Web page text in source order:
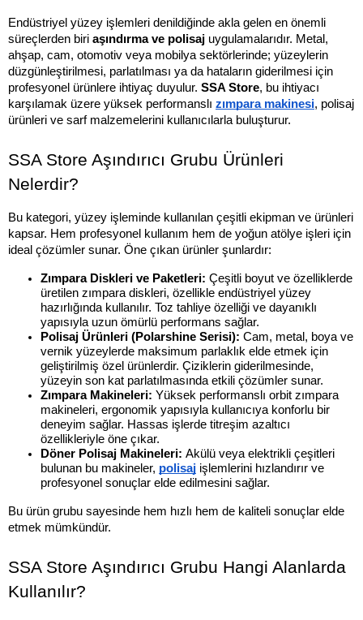
Endüstriyel yüzey işlemleri denildiğinde akla gelen en önemli
süreçlerden biri aşındırma ve polisaj uygulamalarıdır. Metal,
ahşap, cam, otomotiv veya mobilya sektörlerinde; yüzeylerin
düzgünleştirilmesi, parlatılması ya da hataların giderilmesi için
profesyonel ürünlere ihtiyaç duyulur. SSA Store, bu ihtiyacı
karşılamak üzere yüksek performanslı zımpara makinesi, polisaj
ürünleri ve sarf malzemelerini kullanıcılarla buluşturur.
SSA Store Aşındırıcı Grubu Ürünleri
Nelerdir?
Bu kategori, yüzey işleminde kullanılan çeşitli ekipman ve ürünleri
kapsar. Hem profesyonel kullanım hem de yoğun atölye işleri için
ideal çözümler sunar. Öne çıkan ürünler şunlardır:
Zımpara Diskleri ve Paketleri: Çeşitli boyut ve özelliklerde
üretilen zımpara diskleri, özellikle endüstriyel yüzey
hazırlığında kullanılır. Toz tahliye özelliği ve dayanıklı
yapısıyla uzun ömürlü performans sağlar.
Polisaj Ürünleri (Polarshine Serisi): Cam, metal, boya ve
vernik yüzeylerde maksimum parlaklık elde etmek için
geliştirilmiş özel ürünlerdir. Çiziklerin giderilmesinde,
yüzeyin son kat parlatılmasında etkili çözümler sunar.
Zımpara Makineleri: Yüksek performanslı orbit zımpara
makineleri, ergonomik yapısıyla kullanıcıya konforlu bir
deneyim sağlar. Hassas işlerde titreşim azaltıcı
özellikleriyle öne çıkar.
Döner Polisaj Makineleri: Akülü veya elektrikli çeşitleri
bulunan bu makineler, polisaj işlemlerini hızlandırır ve
profesyonel sonuçlar elde edilmesini sağlar.
Bu ürün grubu sayesinde hem hızlı hem de kaliteli sonuçlar elde
etmek mümkündür.
SSA Store Aşındırıcı Grubu Hangi Alanlarda
Kullanılır?